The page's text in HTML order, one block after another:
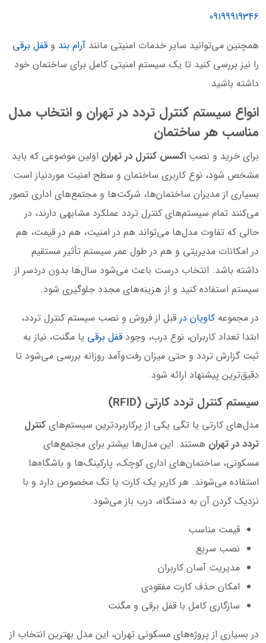
09199919346
همچنین می‌توانید سایر خدمات امنیتی مانند آرام بند و قفل برقی
را نیز بررسی کنید تا یک سیستم امنیتی کامل برای ساختمان خود
داشته باشید.
انواع سیستم کنترل تردد در تهران و انتخاب مدل
مناسب هر ساختمان
برای خرید و نصب اکسس کنترل در تهران اولین موضوعی که باید
مشخص شود، نوع کاربری ساختمان و سطح امنیت موردنیاز است.
بسیاری از مدیران ساختمان‌ها، شرکت‌ها و مجتمع‌های اداری تصور
می‌کنند تمام سیستم‌های کنترل تردد عملکرد مشابهی دارند، در
حالی که تفاوت مدل‌ها می‌تواند هم در امنیت، هم در قیمت، هم
در امکانات مدیریتی و هم در طول عمر سیستم تأثیر مستقیم
داشته باشد. انتخاب درست باعث می‌شود سال‌ها بدون دردسر از
سیستم استفاده کنید و از هزینه‌های مجدد جلوگیری شود.
در مجموعه کاویان در قبل از فروش و نصب سیستم کنترل تردد،
ابتدا تعداد کاربران، نوع درب، وجود قفل برقی یا مگنت، نیاز به
ثبت گزارش تردد و حتی میزان رفت‌وآمد روزانه بررسی می‌شود تا
دقیق‌ترین پیشنهاد ارائه شود.
سیستم کنترل تردد کارتی (RFID)
مدل‌های کارتی یا تگی یکی از پرکاربردترین سیستم‌های کنترل
تردد در تهران هستند. این مدل‌ها بیشتر برای مجتمع‌های
مسکونی، ساختمان‌های اداری کوچک، پارکینگ‌ها و باشگاه‌ها
استفاده می‌شوند. هر کاربر یک کارت یا تگ مخصوص دارد و با
نزدیک کردن آن به دستگاه، درب باز می‌شود.
قیمت مناسب
نصب سریع
مدیریت آسان کاربران
امکان حذف کارت مفقودی
سازگاری کامل با قفل برقی و مگنت
در بسیاری از پروژه‌های مسکونی تهران، این مدل بهترین انتخاب از